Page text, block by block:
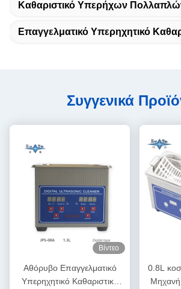
Καθαριστικό Υπερήχων
Επαγγελματικό Υπερηχητικό
Συγγενικά
Βίντεο
Αθόρυβο Επαγγελματικό
Υπερηχητικό Καθαριστικό
0.8L